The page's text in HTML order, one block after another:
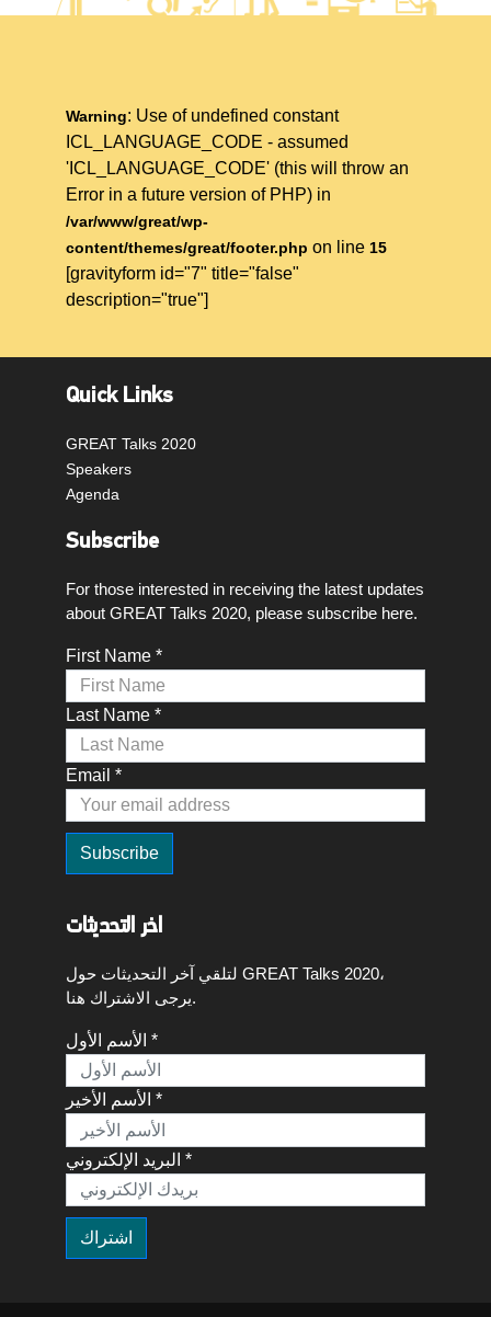
Warning: Use of undefined constant
ICL_LANGUAGE_CODE - assumed
'ICL_LANGUAGE_CODE' (this will throw an
Error in a future version of PHP) in
/var/www/great/wp-
content/themes/great/footer.php on line 15
[gravityform id="7" title="false"
description="true"]
Quick Links
GREAT Talks 2020
Speakers
Agenda
Subscribe
For those interested in receiving the latest updates
about GREAT Talks 2020, please subscribe here.
First Name *
Last Name *
Email *
اخر التحديثات
لتلقي آخر التحديثات حول GREAT Talks 2020،
يرجى الاشتراك هنا.
الأسم الأول *
الأسم الأخير *
البريد الإلكتروني *